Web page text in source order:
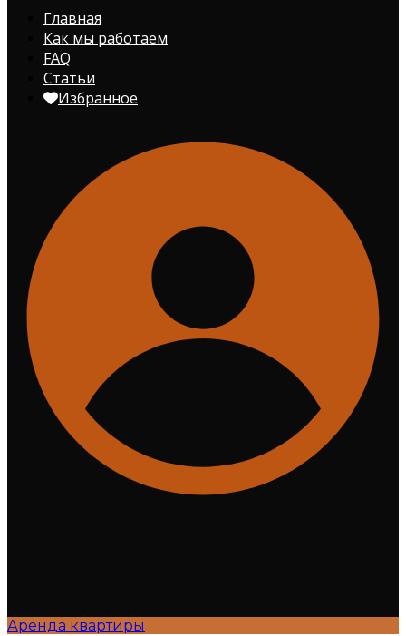
Главная
Как мы работаем
FAQ
Статьи
Избранное
Аренда квартиры